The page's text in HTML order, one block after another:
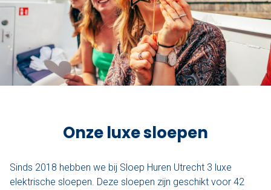
Onze luxe sloepen
Sinds 2018 hebben we bij Sloep Huren Utrecht 3 luxe
elektrische sloepen. Deze sloepen zijn geschikt voor 42